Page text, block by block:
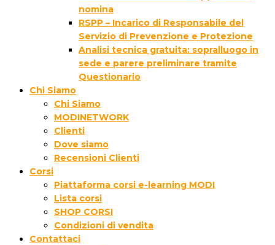
nomina
RSPP – Incarico di Responsabile del
Servizio di Prevenzione e Protezione
Analisi tecnica gratuita: sopralluogo in
sede e parere preliminare tramite
Questionario
Chi Siamo
Chi Siamo
MODINETWORK
Clienti
Dove siamo
Recensioni Clienti
Corsi
Piattaforma corsi e-learning MODI
Lista corsi
SHOP CORSI
Condizioni di vendita
Contattaci